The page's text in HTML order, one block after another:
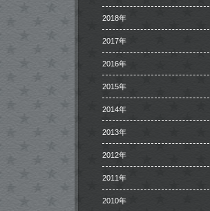
2018年
2017年
2016年
2015年
2014年
2013年
2012年
2011年
2010年